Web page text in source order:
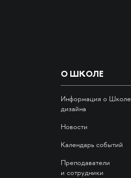
О ШКОЛЕ
Информация о Школе
дизайна
Новости
Календарь событий
Преподаватели
и сотрудники